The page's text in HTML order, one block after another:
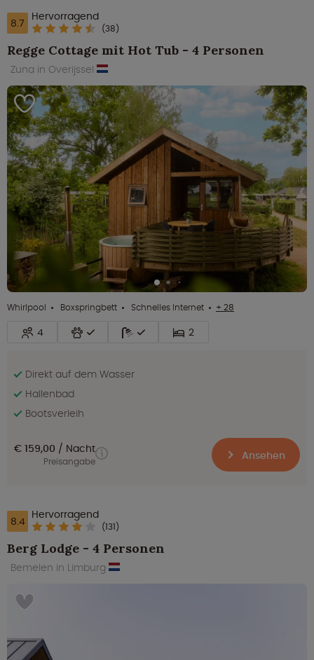
8.7 Hervorragend
(38)
Regge Cottage mit Hot Tub - 4 Personen
Zuna in Overijssel
Whirlpool Boxspringbett Schnelles Internet + 28
4 2
Direkt auf dem Wasser
Hallenbad
Bootsverleih
€ 159,00 Nacht
Preisangabe Ansehen
8.4 Hervorragend
(131)
Berg Lodge - 4 Personen
Bemelen in Limburg